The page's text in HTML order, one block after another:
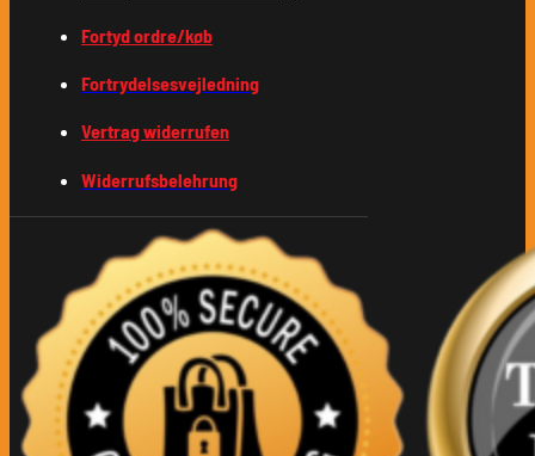
Fortyd ordre/køb
Fortrydelsesvejledning
Vertrag widerrufen
Widerrufsbelehrung